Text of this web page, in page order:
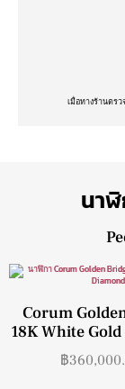
เมื่อทางร้านตร
นา
Corum
18K White
฿